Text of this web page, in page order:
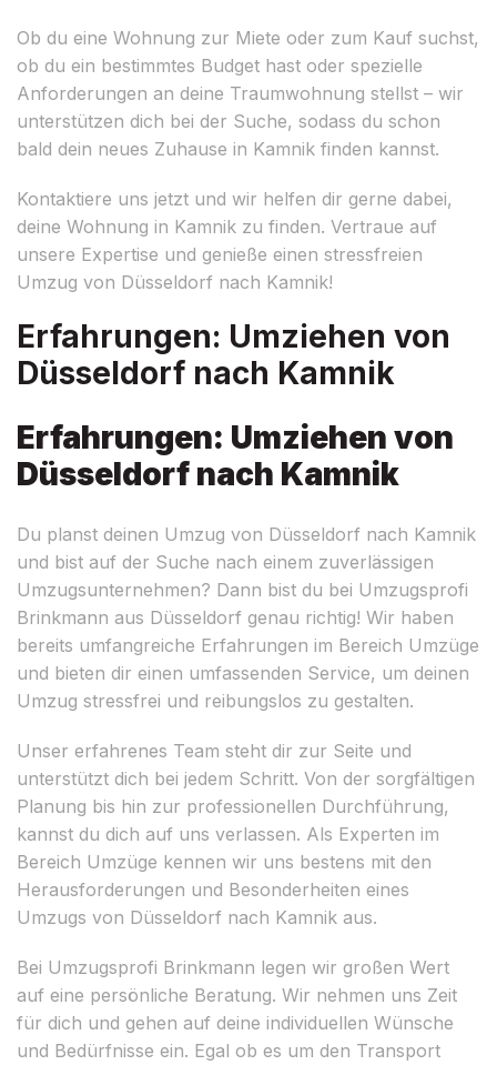
Ob du eine Wohnung zur Miete oder zum Kauf suchst,
ob du ein bestimmtes Budget hast oder spezielle
Anforderungen an deine Traumwohnung stellst – wir
unterstützen dich bei der Suche, sodass du schon
bald dein neues Zuhause in Kamnik finden kannst.
Kontaktiere uns jetzt und wir helfen dir gerne dabei,
deine Wohnung in Kamnik zu finden. Vertraue auf
unsere Expertise und genieße einen stressfreien
Umzug von Düsseldorf nach Kamnik!
Erfahrungen: Umziehen von
Düsseldorf nach Kamnik
Erfahrungen: Umziehen von
Düsseldorf nach Kamnik
Du planst deinen Umzug von Düsseldorf nach Kamnik
und bist auf der Suche nach einem zuverlässigen
Umzugsunternehmen? Dann bist du bei Umzugsprofi
Brinkmann aus Düsseldorf genau richtig! Wir haben
bereits umfangreiche Erfahrungen im Bereich Umzüge
und bieten dir einen umfassenden Service, um deinen
Umzug stressfrei und reibungslos zu gestalten.
Unser erfahrenes Team steht dir zur Seite und
unterstützt dich bei jedem Schritt. Von der sorgfältigen
Planung bis hin zur professionellen Durchführung,
kannst du dich auf uns verlassen. Als Experten im
Bereich Umzüge kennen wir uns bestens mit den
Herausforderungen und Besonderheiten eines
Umzugs von Düsseldorf nach Kamnik aus.
Bei Umzugsprofi Brinkmann legen wir großen Wert
auf eine persönliche Beratung. Wir nehmen uns Zeit
für dich und gehen auf deine individuellen Wünsche
und Bedürfnisse ein. Egal ob es um den Transport